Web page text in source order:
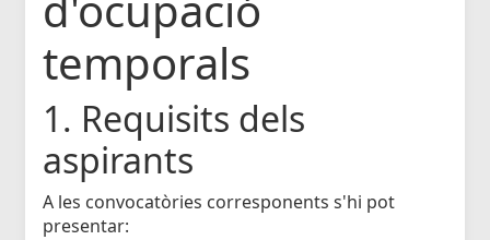
temporals
1. Requisits dels
aspirants
A les convocatòries corresponents s'hi pot
presentar: